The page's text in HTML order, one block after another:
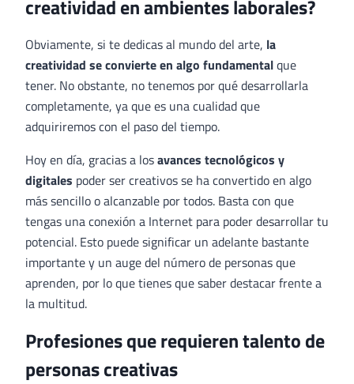
creatividad en ambientes laborales?
Obviamente, si te dedicas al mundo del arte, la
creatividad se convierte en algo fundamentalque
tener. No obstante, no tenemos por qué desarrollarla
completamente, ya que es una cualidad que
adquiriremos con el paso del tiempo.
Hoy en día, gracias a losavances tecnológicos y
digitales poder ser creativos se ha convertido en algo
más sencillo o alcanzable por todos. Basta con que
tengas una conexión a Internet para poder desarrollar tu
potencial. Esto puede significar un adelante bastante
importante y un auge del número de personas que
aprenden, por lo que tienes que saber destacar frente a
la multitud.
Profesiones que requieren talento de
personas creativas